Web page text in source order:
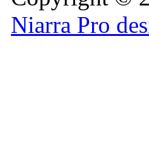
Niarra Pro